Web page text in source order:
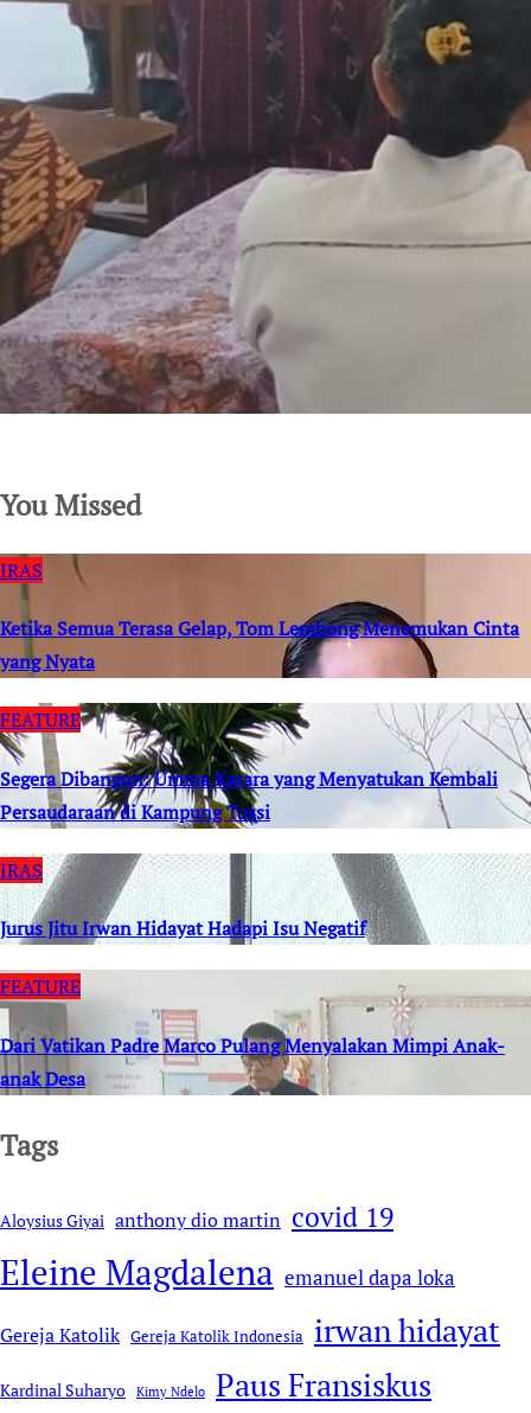
You Missed
IRAS
Ketika Semua Terasa Gelap, Tom Lembong Menemukan Cinta
yang Nyata
FEATURE
Segera Dibangun: Umma Karara yang Menyatukan Kembali
Persaudaraan di Kampung Tossi
IRAS
Jurus Jitu Irwan Hidayat Hadapi Isu Negatif
FEATURE
Dari Vatikan Padre Marco Pulang Menyalakan Mimpi Anak-
anak Desa
Tags
Aloysius Giyai anthony dio martin covid 19
Eleine Magdalena emanuel dapa loka
Gereja Katolik Gereja Katolik Indonesia irwan hidayat
Kardinal Suharyo Kimy Ndelo Paus Fransiskus